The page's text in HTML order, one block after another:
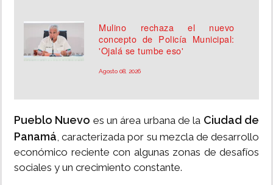
Mulino rechaza el nuevo
concepto de Policía Municipal:
'Ojalá se tumbe eso'
Agosto 08, 2026
Pueblo Nuevo es un área urbana de la Ciudad de
Panamá, caracterizada por su mezcla de desarrollo
económico reciente con algunas zonas de desafíos
sociales y un crecimiento constante.